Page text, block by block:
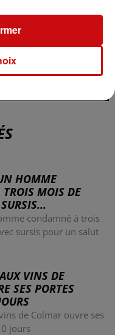
»
HOMME
MOIS DE
condamné à trois
sursis pour un salut
VINS DE
SES PORTES
de Colmar ouvre ses
jours